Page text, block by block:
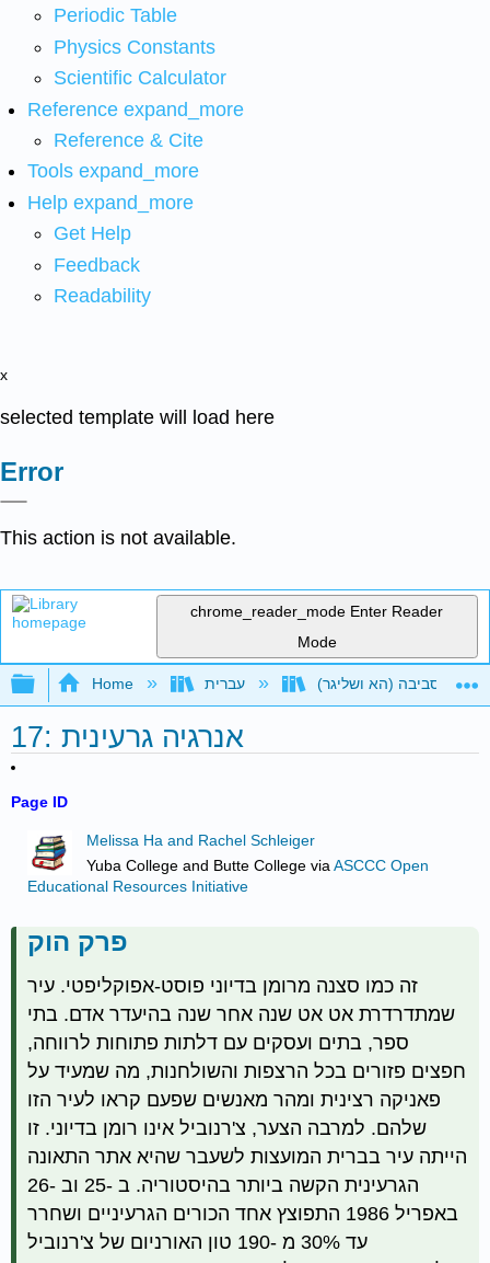
Periodic Table
Physics Constants
Scientific Calculator
Reference expand_more
Reference & Cite
Tools expand_more
Help expand_more
Get Help
Feedback
Readability
x
selected template will load here
Error
This action is not available.
chrome_reader_mode Enter Reader
Mode
Expand/collapse global hierarchy
Home
17: אנרגיה גרעינית
Page ID
Melissa Ha and Rachel Schleiger
Yuba College and Butte College viaASCCC Open
Educational Resources Initiative
פרק הוק
זה כמו סצנה מרומן בדיוני פוסט-אפוקליפטי. עיר
שמתדרדרת אט אט שנה אחר שנה בהיעדר אדם. בתי
ספר, בתים ועסקים עם דלתות פתוחות לרווחה,
חפצים פזורים בכל הרצפות והשולחנות, מה שמעיד על
פאניקה רצינית ומהר מאנשים שפעם קראו לעיר הזו
שלהם. למרבה הצער, צ'רנוביל אינו רומן בדיוני. זו
הייתה עיר בברית המועצות לשעבר שהיא אתר התאונה
הגרעינית הקשה ביותר בהיסטוריה. ב -25 וב -26
באפריל 1986 התפוצץ אחד הכורים הגרעיניים ושחרר
עד 30% מ -190 טון האורניום של צ'רנוביל